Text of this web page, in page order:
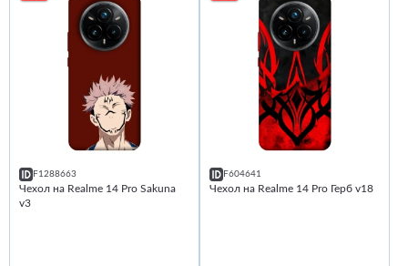
F1288663
Чехол на Realme 14 Pro Sakuna
v3
F604641
Чехол на Realme 14 Pro Герб v18